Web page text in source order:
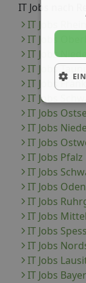
IT Jobs nach
IT Jobs
IT Jobs
IT Jobs
IT Jobs
IT Jobs
IT Jobs
IT Jobs
IT Jobs
IT Jobs
IT Jobs Pfalz
IT Jobs
IT Jobs
IT Jobs
IT Jobs
IT Jobs
IT Jobs
IT Jobs
IT Jobs